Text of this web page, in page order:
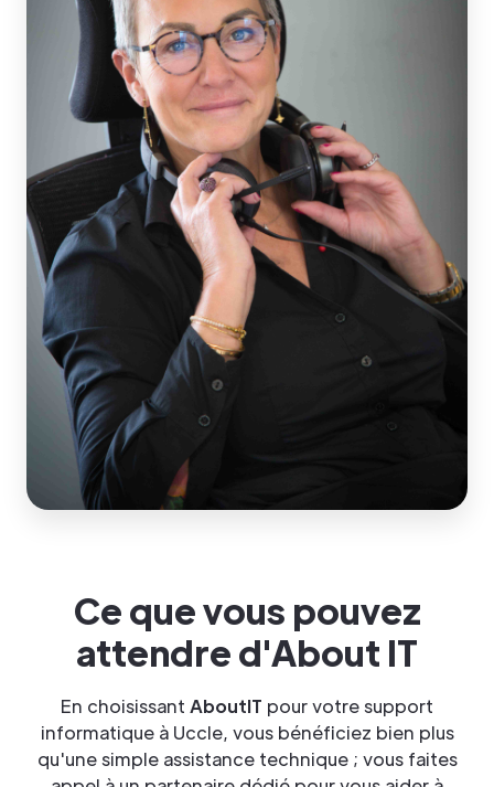
Ce que vous pouvez
attendre d'About IT
En choisissant AboutIT pour votre support
informatique à Uccle, vous bénéficiez bien plus
qu'une simple assistance technique ; vous faites